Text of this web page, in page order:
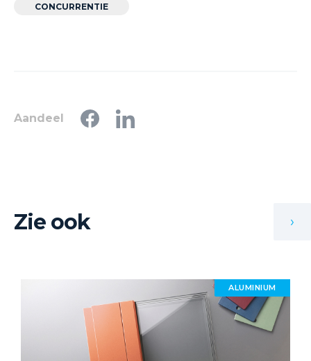
CONCURRENTIE
Aandeel
Zie ook
ALUMINIUM
›